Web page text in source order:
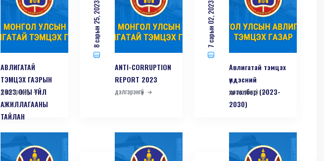
АВЛИГАТАЙ
ТЭМЦЭХ ГАЗРЫН
2023 ОНЫ ҮЙЛ
АЖИЛЛАГААНЫ
ТАЙЛАН
дэлгэрэнгүй
8 сарын 25, 2023
ANTI-СORRUPTION
REPORT 2023
дэлгэрэнгүй
7 сарын 02, 2023
Авлигатай тэмцэх
үндэсний
хөтөлбөр (2023-
2030)
дэлгэрэнгүй